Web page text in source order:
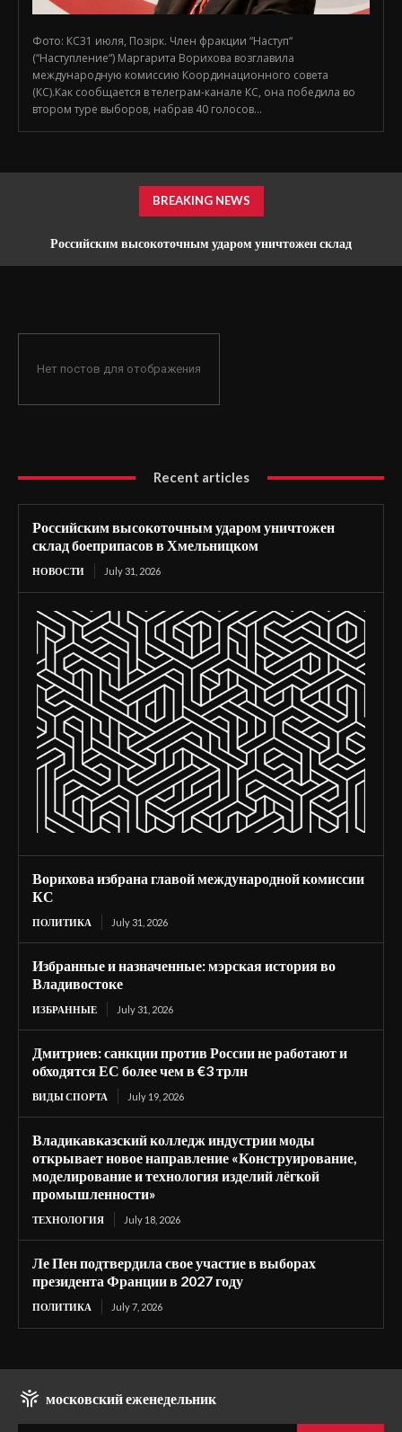
Фото: КС31 июля, Позірк. Член фракции “Наступ“
(“Наступление“) Маргарита Ворихова возглавила
международную комиссию Координационного совета
(КС).Как сообщается в телеграм-канале КС, она победила во
втором туре выборов, набрав 40 голосов...
BREAKING NEWS
Российским высокоточным ударом уничтожен склад
Нет постов для отображения
Recent articles
Российским высокоточным ударом уничтожен
склад боеприпасов в Хмельницком
НОВОСТИ July 31, 2026
Ворихова избрана главой международной комиссии
КС
ПОЛИТИКА July 31, 2026
Избранные и назначенные: мэрская история во
Владивостоке
ИЗБРАННЫЕ July 31, 2026
Дмитриев: санкции против России не работают и
обходятся ЕС более чем в €3 трлн
ВИДЫ СПОРТА July 19, 2026
Владикавказский колледж индустрии моды
открывает новое направление «Конструирование,
моделирование и технология изделий лёгкой
промышленности»
ТЕХНОЛОГИЯ July 18, 2026
Ле Пен подтвердила свое участие в выборах
президента Франции в 2027 году
ПОЛИТИКА July 7, 2026
московский еженедельник